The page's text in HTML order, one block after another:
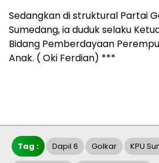
Sedangkan di struktural Partai
Sumedang, ia duduk selaku
Bidang Pemberdayaan
Anak. ( Oki Ferdian) ***
Tag : Dapil 6 Golkar KPU